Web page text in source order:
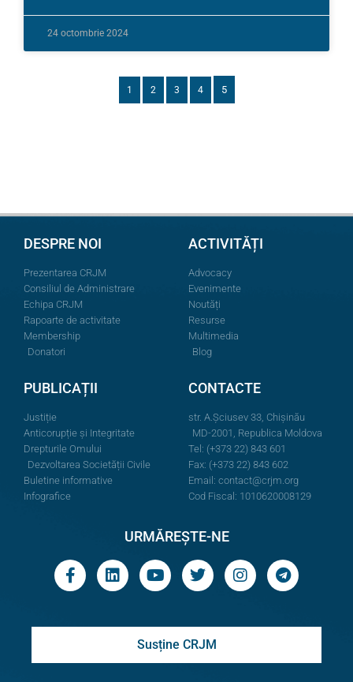
24 octombrie 2024
1 2 3 4 5
DESPRE NOI
Prezentarea CRJM
Consiliul de Administrare
Echipa CRJM
Rapoarte de activitate
Membership
Donatori
ACTIVITĂȚI
Advocacy
Evenimente
Noutăți
Resurse
Multimedia
Blog
PUBLICAȚII
Justiție
Anticorupție și Integritate
Drepturile Omului
Dezvoltarea Societății Civile
Buletine informative
Infografice
CONTACTE
str. A.Şciusev 33, Chișinău
MD-2001, Republica Moldova
Tel: (+373 22) 843 601
Fax: (+373 22) 843 602
Email: contact@crjm.org
Cod Fiscal: 1010620008129
URMĂREȘTE-NE
Susține CRJM